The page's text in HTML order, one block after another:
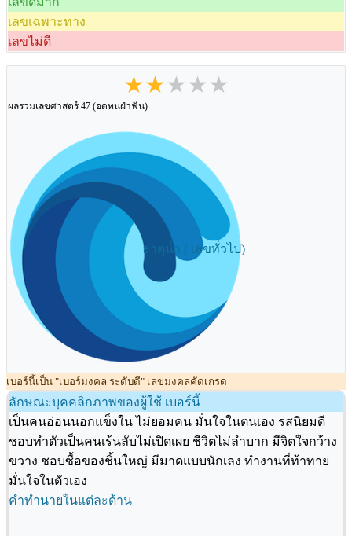
เลขเฉพาะทาง
เลขไม่ดี
★★★★★
ผลรวมเลขศาสตร์ 47 (อดทนฝ่าฟัน)
ธาตุน้ำ ( เลขทั่วไป)
เบอร์นี้เป็น "เบอร์มงคล ระดับดี" เลขมงคลคัดเกรด
ลักษณะบุคคลิกภาพของผู้ใช้ เบอร์นี้
เป็นคนอ่อนนอกแข็งใน ไม่ยอมคน มั่นใจในตนเอง รสนิยมดี
ชอบทำตัวเป็นคนเร้นลับไม่เปิดเผย ชีวิตไม่ลำบาก มีจิตใจกว้าง
ขวาง ชอบซื้อของชิ้นใหญ่ มีมาดแบบนักเลง ทำงานที่ท้าทาย
มั่นใจในตัวเอง
คำทำนายในแต่ละด้าน